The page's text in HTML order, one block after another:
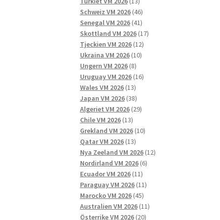
produkter
Schweiz VM 2026 4646
produkter
Senegal VM 2026 4141
produkter
Skottland VM 2026 1717
Tjeckien VM 2026 1212
produkter
Ukraina VM 2026 1010
Ungern VM 2026 88
produkter
Uruguay VM 2026 1616
Wales VM 2026 1313
produkter
Japan VM 2026 3838
produkter
Algeriet VM 2026 2929
Chile VM 2026 1313
produkter
Grekland VM 2026 1010
Qatar VM 2026 1313
produkter
Nya Zeeland VM 2026 1212
Nordirland VM 2026 66
Ecuador VM 2026 1111
produkter
Paraguay VM 2026 1111
Marocko VM 2026 4545
produkter
Australien VM 2026 1111
Österrike VM 2026 2020